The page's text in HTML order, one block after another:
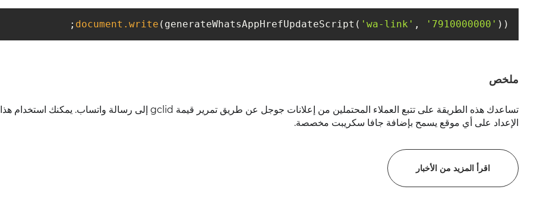
document.write (generateWhatsAppHrefUpdateScript( 'wa-link' , '7910000000' ));
ملخص
تساعدك هذه الطريقة على تتبع العملاء المحتملين من إعلانات جوجل عن طريق تمرير قيمة gclid إلى رسالة واتساب. يمكنك استخدام هذا
الإعداد على أي موقع يسمح بإضافة جافا سكريبت مخصصة.
اقرأ المزيد من الأخبار